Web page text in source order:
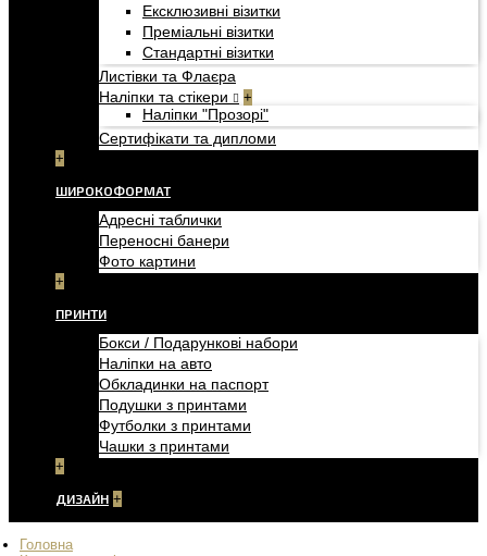
Ексклюзивні візитки
Преміальні візитки
Стандартні візитки
Листівки та Флаєра
Наліпки та стікери
+
Наліпки "Прозорі"
Сертифікати та дипломи
+
ШИРОКОФОРМАТ
Адресні таблички
Переносні банери
Фото картини
+
ПРИНТИ
Бокси / Подарункові набори
Наліпки на авто
Обкладинки на паспорт
Подушки з принтами
Футболки з принтами
Чашки з принтами
+
ДИЗАЙН +
Головна